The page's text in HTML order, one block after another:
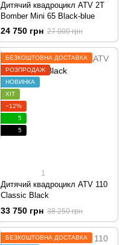
Дитячий квадроцикл ATV 2T
Bomber Mini 65 Black-blue
24 750 грн 27 000 грн
БЕЗКОШТОВНА ДОСТАВКА
РОЗПРОДАЖ
НОВИНКА
ХІТ
−12%
5
5
1
Дитячий квадроцикл ATV 110
Classic Black
33 750 грн 38 250 грн
БЕЗКОШТОВНА ДОСТАВКА